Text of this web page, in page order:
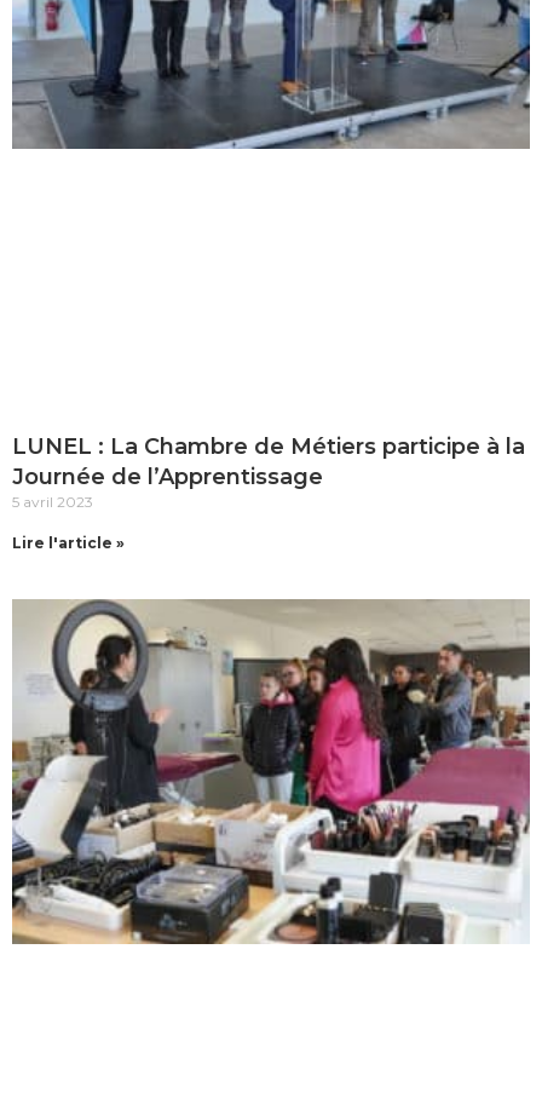
LUNEL : La Chambre de Métiers participe à la
Journée de l’Apprentissage
5 avril 2023
Lire l'article »